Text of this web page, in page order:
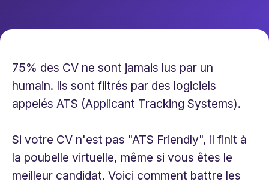
75% des CV ne sont jamais lus par un
humain. Ils sont filtrés par des logiciels
appelés ATS (Applicant Tracking Systems).
Si votre CV n'est pas "ATS Friendly", il finit à
la poubelle virtuelle, même si vous êtes le
meilleur candidat. Voici comment battre les